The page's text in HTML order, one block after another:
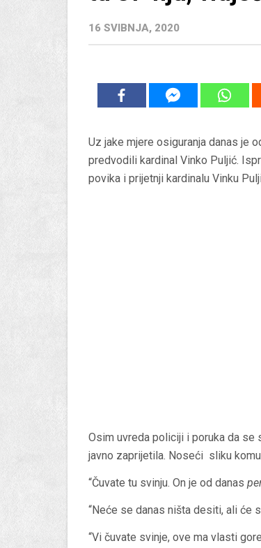
16 SVIBNJA, 2020
Uz jake mjere osiguranja danas je
predvodili kardinal Vinko Puljić.
povika i prijetnji kardinalu Vinku
Osim uvreda policiji i poruka da se
javno zaprijetila. Noseći sliku
“Čuvate tu svinju. On je od danas
“Neće se danas ništa desiti, ali će
“Vi čuvate svinje, ove ma vlasti